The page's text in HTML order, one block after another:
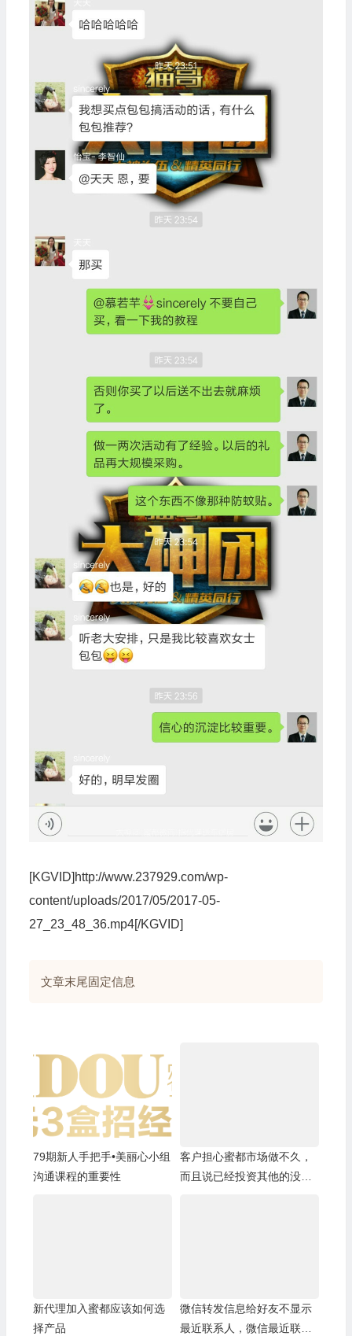
[KGVID]http://www.237929.com/wp-
content/uploads/2017/05/2017-05-
27_23_48_36.mp4[/KGVID]
文章末尾固定信息
79期新人手把手•美丽心小组
沟通课程的重要性
客户担心蜜都市场做不久，
而且说已经投资其他的没有
新代理加入蜜都应该如何选
择产品
微信转发信息给好友不显示
最近联系人，微信最近联系